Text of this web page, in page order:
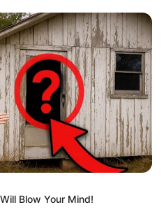
Blow Your Mind!